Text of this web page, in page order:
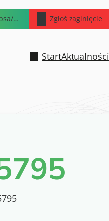
Zarejestruj psa/kota Zgłoś zaginięcie
StartAktualności